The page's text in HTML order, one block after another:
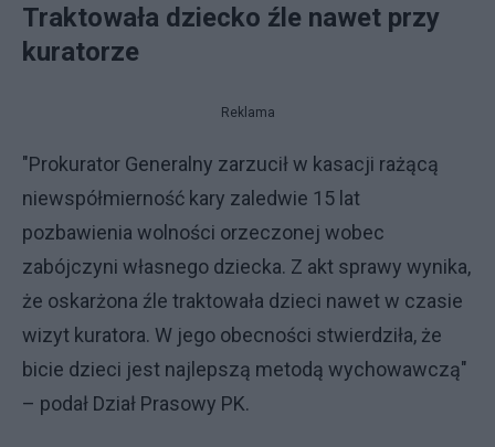
Traktowała dziecko źle nawet przy
kuratorze
Reklama
"Prokurator Generalny zarzucił w kasacji rażącą
niewspółmierność kary zaledwie 15 lat
pozbawienia wolności orzeczonej wobec
zabójczyni własnego dziecka. Z akt sprawy wynika,
że oskarżona źle traktowała dzieci nawet w czasie
wizyt kuratora. W jego obecności stwierdziła, że
bicie dzieci jest najlepszą metodą wychowawczą"
– podał Dział Prasowy PK.